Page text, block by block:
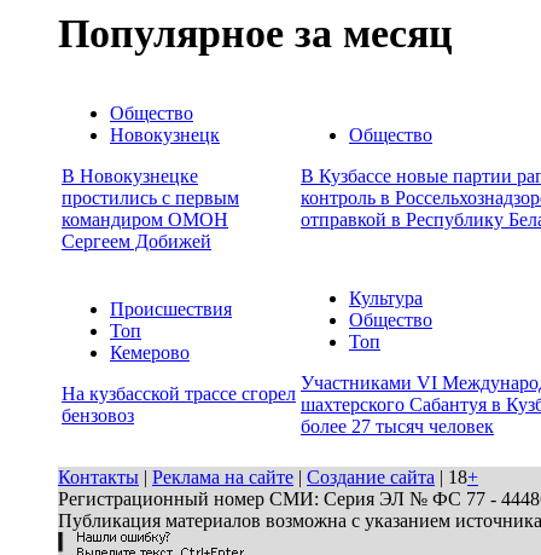
Популярное за месяц
Общество
Новокузнецк
В Новокузнецке
простились с первым
командиром ОМОН
Сергеем Добижей
Общество
В Кузбассе новые партии
контроль в
отправкой в Республику
Происшествия
Топ
Кемерово
На кузбасской трассе сгорел
бензовоз
Культура
Общество
Топ
Участниками VI
шахтерского Сабантуя в
более 27 тысяч человек
Контакты | Реклама на сайте | Создание сайта | 18+
Регистрационный номер СМИ: Серия ЭЛ № ФС 77 - 44486
Публикация материалов возможна с указанием